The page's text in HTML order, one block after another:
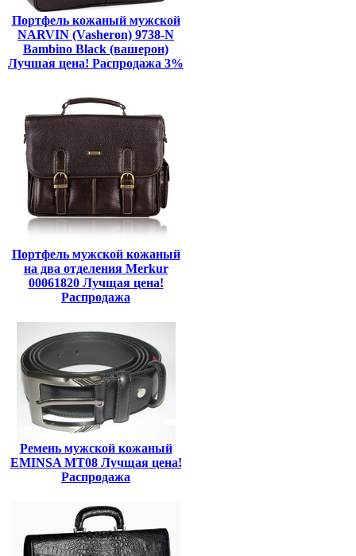
Портфель кожаный мужской
NARVIN (Vasheron) 9738-N
Bambino Black (вашерон)
Лучшая цена! Распродажа 3%
Портфель мужской кожаный
на два отделения Merkur
00061820 Лучщая цена!
Распродажа
Ремень мужской кожаный
EMINSA MT08 Лучщая цена!
Распродажа